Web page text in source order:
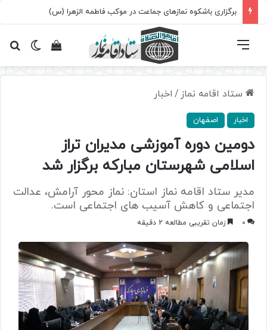
برگزاری باشکوه نمازهای جماعت در موکب فاطمه الزهرا (س)
تغییرمشاهده فهرست
ستاد اقامه نماز / اخبار
اخبار اصفهان
دومین دوره آموزشی مدیران تراز
اسلامی شهرستان مبارکه برگزار شد
مدیر ستاد اقامه نماز استان: نماز محور آرامش، عدالت
اجتماعی و کاهش آسیب های اجتماعی است.
0 زمان تقریبی مطالعه 2 دقیقه